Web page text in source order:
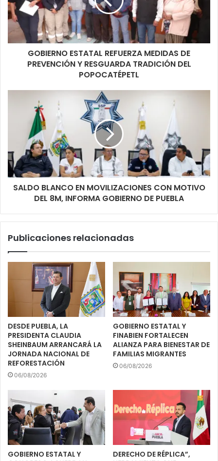
GOBIERNO ESTATAL REFUERZA MEDIDAS DE
PREVENCIÓN Y RESGUARDA TRADICIÓN DEL
POPOCATÉPETL
SALDO BLANCO EN MOVILIZACIONES CON MOTIVO
DEL 8M, INFORMA GOBIERNO DE PUEBLA
Publicaciones relacionadas
DESDE PUEBLA, LA
PRESIDENTA CLAUDIA
SHEINBAUM ARRANCARÁ LA
JORNADA NACIONAL DE
REFORESTACIÓN
06/08/2026
GOBIERNO ESTATAL Y
FINABIEN FORTALECEN
ALIANZA PARA BIENESTAR DE
FAMILIAS MIGRANTES
06/08/2026
GOBIERNO ESTATAL Y
DERECHO DE RÉPLICA”,